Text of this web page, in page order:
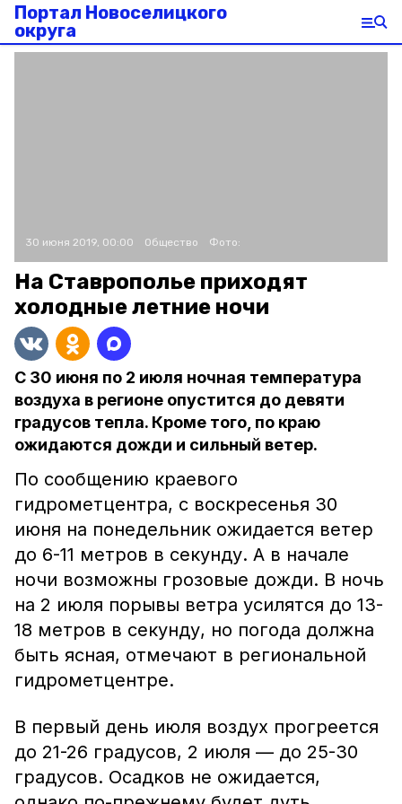
Портал Новоселицкого
округа
30 июня 2019, 00:00 Общество Фото:
На Ставрополье приходят
холодные летние ночи
С 30 июня по 2 июля ночная температура
воздуха в регионе опустится до девяти
градусов тепла. Кроме того, по краю
ожидаются дожди и сильный ветер.
По сообщению краевого
гидрометцентра, с воскресенья 30
июня на понедельник ожидается ветер
до 6-11 метров в секунду. А в начале
ночи возможны грозовые дожди. В ночь
на 2 июля порывы ветра усилятся до 13-
18 метров в секунду, но погода должна
быть ясная, отмечают в региональной
гидрометцентре.
В первый день июля воздух прогреется
до 21-26 градусов, 2 июля — до 25-30
градусов. Осадков не ожидается,